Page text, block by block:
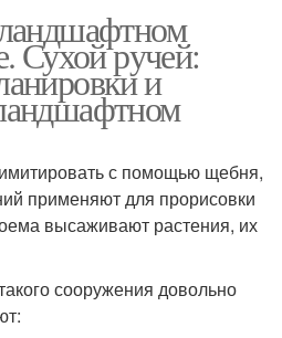
Сухой ручей:
и
с помощью щебня,
применяют для прорисовки
высаживают растения, их
сооружения довольно